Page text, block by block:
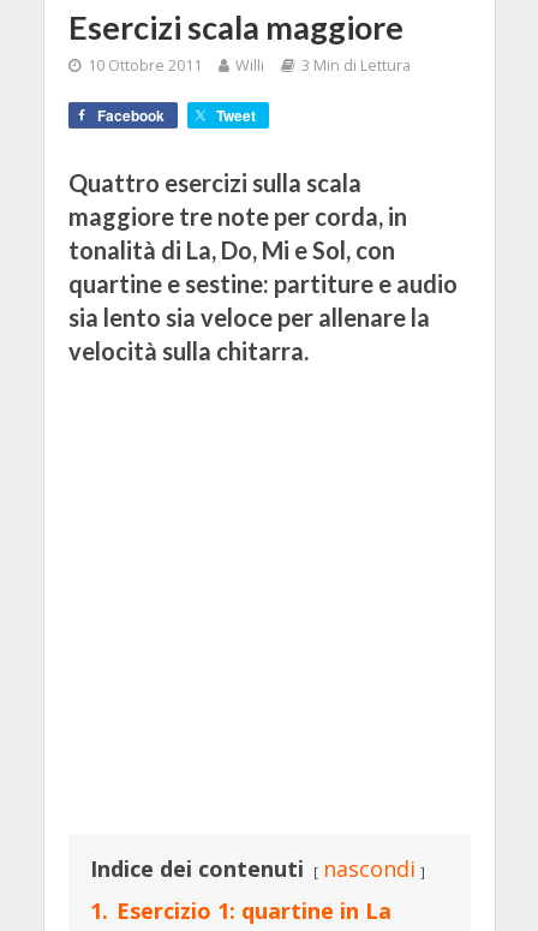
Esercizi scala maggiore
10 Ottobre 2011 Willi 3 Min di Lettura
Facebook Tweet
Quattro esercizi sulla scala
maggiore tre note per corda, in
tonalità di La, Do, Mi e Sol, con
quartine e sestine: partiture e audio
sia lento sia veloce per allenare la
velocità sulla chitarra.
Indice dei contenuti
nascondi
1. Esercizio 1: quartine in La